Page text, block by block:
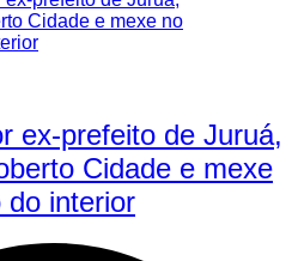
ex-prefeito de Juruá,
Cidade e mexe
do interior